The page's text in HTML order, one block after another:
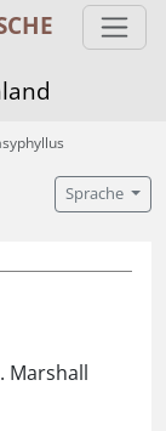
Sprache
Marshall